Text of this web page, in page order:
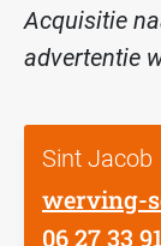
Acquisitie
advertentie
Sint Jacob
werving-
06 27 33